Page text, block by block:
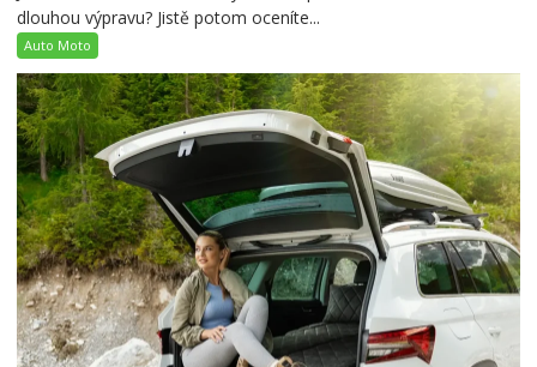
dlouhou výpravu? Jistě potom oceníte...
Auto Moto